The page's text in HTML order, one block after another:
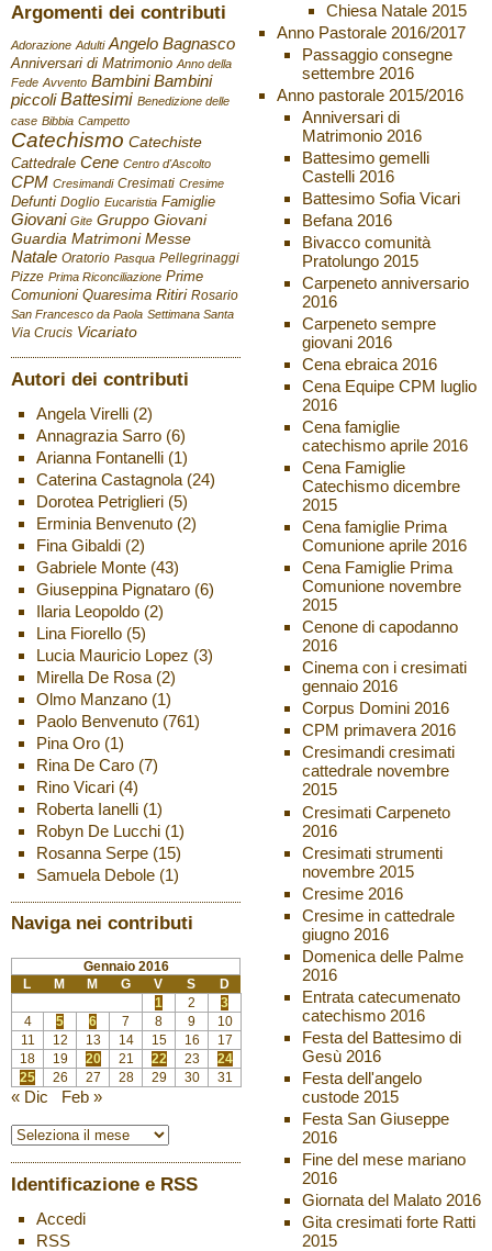
Argomenti dei contributi
Adorazione Adulti Angelo Bagnasco
Anniversari di Matrimonio Anno della
Fede Avvento Bambini Bambini
piccoli Battesimi Benedizione delle
case Bibbia Campetto
Catechismo Catechiste
Cattedrale Cene Centro d'Ascolto
CPM Cresimandi Cresimati Cresime
Defunti Doglio Eucaristia Famiglie
Giovani Gite Gruppo Giovani
Guardia Matrimoni Messe
Natale Oratorio Pasqua Pellegrinaggi
Pizze Prima Riconciliazione Prime
Comunioni Quaresima Ritiri Rosario
San Francesco da Paola Settimana Santa
Via Crucis Vicariato
Autori dei contributi
Angela Virelli(2)
Annagrazia Sarro(6)
Arianna Fontanelli(1)
Caterina Castagnola(24)
Dorotea Petriglieri(5)
Erminia Benvenuto(2)
Fina Gibaldi(2)
Gabriele Monte(43)
Giuseppina Pignataro(6)
Ilaria Leopoldo(2)
Lina Fiorello(5)
Lucia Mauricio Lopez (3)
Mirella De Rosa(2)
Olmo Manzano(1)
Paolo Benvenuto(761)
Pina Oro(1)
Rina De Caro(7)
Rino Vicari(4)
Roberta Ianelli(1)
Robyn De Lucchi(1)
Rosanna Serpe(15)
Samuela Debole(1)
Naviga nei contributi
Gennaio 2016
L
M M G V S
D
1
2
3
4
5 6 7 8 9
10
11
12 13 14 15 16
17
18
19 20 21 22 23
24
25
26 27 28 29 30 31
« Dic Feb »
Identificazione e RSS
Accedi
RSS
Chiesa Natale 2015
Anno Pastorale 2016/2017
Passaggio consegne
settembre 2016
Anno pastorale 2015/2016
Anniversari di
Matrimonio 2016
Battesimo gemelli
Castelli 2016
Battesimo Sofia Vicari
Befana 2016
Bivacco comunità
Pratolungo 2015
Carpeneto anniversario
2016
Carpeneto sempre
giovani 2016
Cena ebraica 2016
Cena Equipe CPM luglio
2016
Cena famiglie
catechismo aprile 2016
Cena Famiglie
Catechismo dicembre
2015
Cena famiglie Prima
Comunione aprile 2016
Cena Famiglie Prima
Comunione novembre
2015
Cenone di capodanno
2016
Cinema con i cresimati
gennaio 2016
Corpus Domini 2016
CPM primavera 2016
Cresimandi cresimati
cattedrale novembre
2015
Cresimati Carpeneto
2016
Cresimati strumenti
novembre 2015
Cresime 2016
Cresime in cattedrale
giugno 2016
Domenica delle Palme
2016
Entrata catecumenato
catechismo 2016
Festa del Battesimo di
Gesù 2016
Festa dell'angelo
custode 2015
Festa San Giuseppe
2016
Fine del mese mariano
2016
Giornata del Malato 2016
Gita cresimati forte Ratti
2015